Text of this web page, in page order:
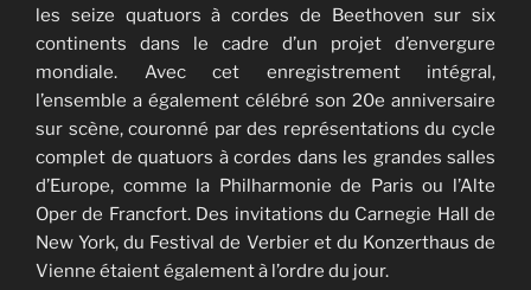
les seize quatuors à cordes de Beethoven sur six
continents dans le cadre d’un projet d’envergure
mondiale. Avec cet enregistrement intégral,
l’ensemble a également célébré son 20e anniversaire
sur scène, couronné par des représentations du cycle
complet de quatuors à cordes dans les grandes salles
d’Europe, comme la Philharmonie de Paris ou l’Alte
Oper de Francfort. Des invitations du Carnegie Hall de
New York, du Festival de Verbier et du Konzerthaus de
Vienne étaient également à l’ordre du jour.